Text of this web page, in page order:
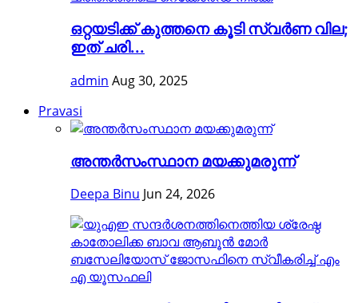
ഒറ്റയടിക്ക് കുത്തനെ കൂടി സ്വര്‍ണ വില;
ഇത് ചരി...
admin Aug 30, 2025
Pravasi
അന്തര്‍സംസ്ഥാന മയക്കുമരുന്ന്
Deepa Binu Jun 24, 2026